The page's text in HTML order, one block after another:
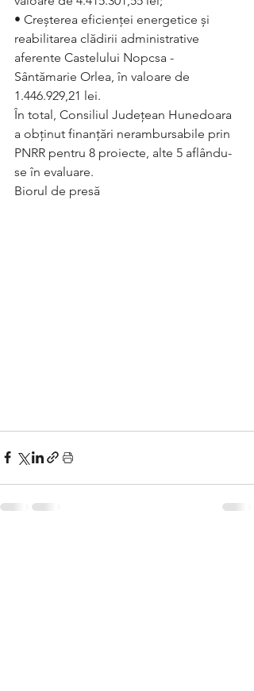
• Creșterea eficienței energetice și
reabilitarea clădirii administrative
aferente Castelului Nopcsa -
Sântămarie Orlea, în valoare de
1.446.929,21 lei.
În total, Consiliul Județean Hunedoara
a obținut finanțări nerambursabile prin
PNRR pentru 8 proiecte, alte 5 aflându-
se în evaluare.
Biorul de presă